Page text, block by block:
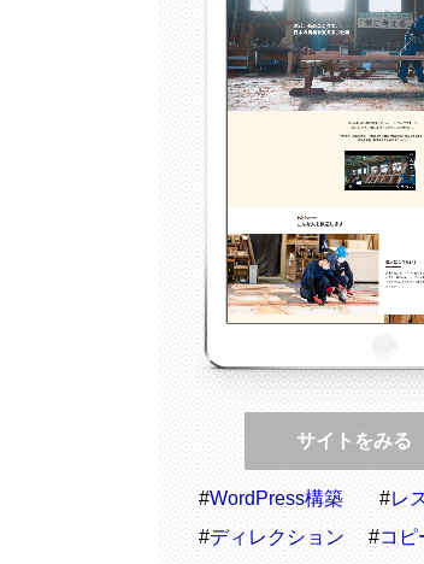
サイトをみ
#WordPress構築 #レ
#ディレクション #コピ